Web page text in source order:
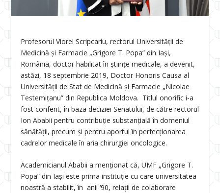
Profesorul Viorel Scripcariu, rectorul Universității de
Medicină și Farmacie „Grigore T. Popa” din Iași,
România, doctor habilitat în științe medicale, a devenit,
astăzi, 18 septembrie 2019, Doctor Honoris Causa al
Universității de Stat de Medicină și Farmacie „Nicolae
Testemițanu” din Republica Moldova. Titlul onorific i-a
fost conferit, în baza deciziei Senatului, de către rectorul
Ion Ababii pentru contribuție substanțială în domeniul
sănătății, precum și pentru aportul în perfecționarea
cadrelor medicale în aria chirurgiei oncologice.
Academicianul Ababii a menționat că, UMF „Grigore T.
Popa” din Iaşi este prima instituție cu care universitatea
noastră a stabilit, în anii ‘90, relații de colaborare